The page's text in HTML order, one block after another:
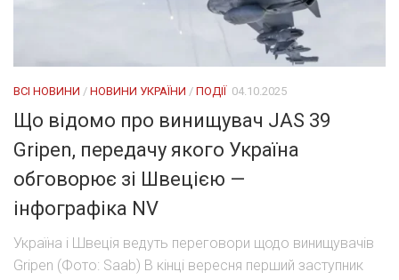
ВСІ НОВИНИ / НОВИНИ УКРАЇНИ / ПОДІЇ 04.10.2025
Що відомо про винищувач JAS 39
Gripen, передачу якого Україна
обговорює зі Швецією —
інфографіка NV
Україна і Швеція ведуть переговори щодо винищувачів
Gripen (Фото: Saab) В кінці вересня перший заступник